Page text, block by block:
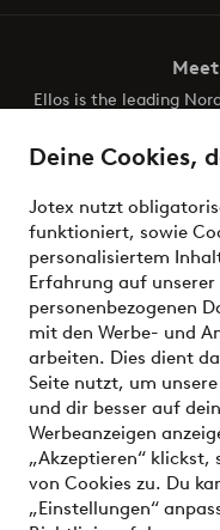
Deine Cookies,
Jotex nutzt
funktioniert, sowie
personalisiertem
Erfahrung auf unserer
personenbezogenen
mit den Werbe- und
arbeiten. Dies dient
Seite nutzt, um
und dir besser auf
Werbeanzeigen
„Akzeptieren“
von Cookies zu. Du
„Einstellungen“
Ellos is the leading
the latest trends,
Sichere